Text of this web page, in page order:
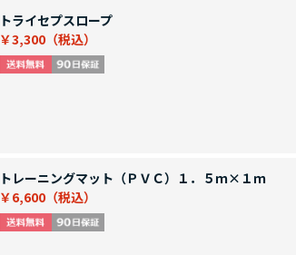
トライセプスロープ
￥3,300
トレーニングマット（ＰＶＣ）１．５ｍ×１ｍ
￥6,600